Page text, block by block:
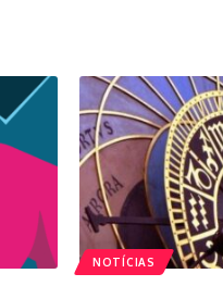
NOTÍCIAS